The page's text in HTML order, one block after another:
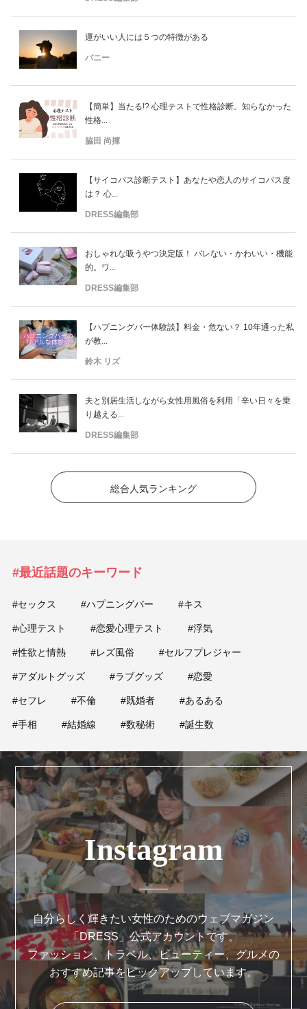
運がいい人には５つの特徴がある
バニー
【簡単】当たる!? 心理テストで性格診断。知らなかった
性格...
脇田 尚揮
【サイコパス診断テスト】あなたや恋人のサイコパス度
は？ 心...
DRESS編集部
おしゃれな吸うやつ決定版！ バレない・かわいい・機能
的。ワ...
DRESS編集部
【ハプニングバー体験談】料金・危ない？ 10年通った私
が教...
鈴木 リズ
夫と別居生活しながら女性用風俗を利用「辛い日々を乗
り越える...
DRESS編集部
総合人気ランキング
#最近話題のキーワード
#セックス #ハプニングバー #キス
#心理テスト #恋愛心理テスト #浮気
#性欲と情熱 #レズ風俗 #セルフプレジャー
#アダルトグッズ #ラブグッズ #恋愛
#セフレ #不倫 #既婚者 #あるある
#手相 #結婚線 #数秘術 #誕生数
Instagram
自分らしく輝きたい女性のためのウェブマガジン
「DRESS」公式アカウントです。
ファッション、トラベル、ビューティー、グルメの
おすすめ記事をピックアップしています。